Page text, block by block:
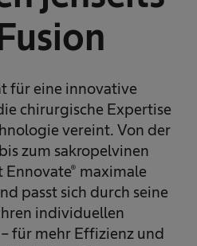
für eine innovative
chirurgische Expertise
vereint. Von der
zum sakropelvinen
maximale
passt sich durch seine
individuellen
für mehr Effizienz und